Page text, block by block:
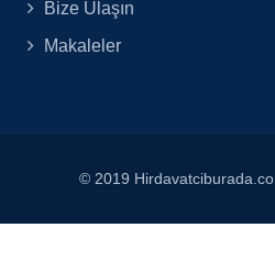
Bize Ulaşın
Makaleler
© 2019